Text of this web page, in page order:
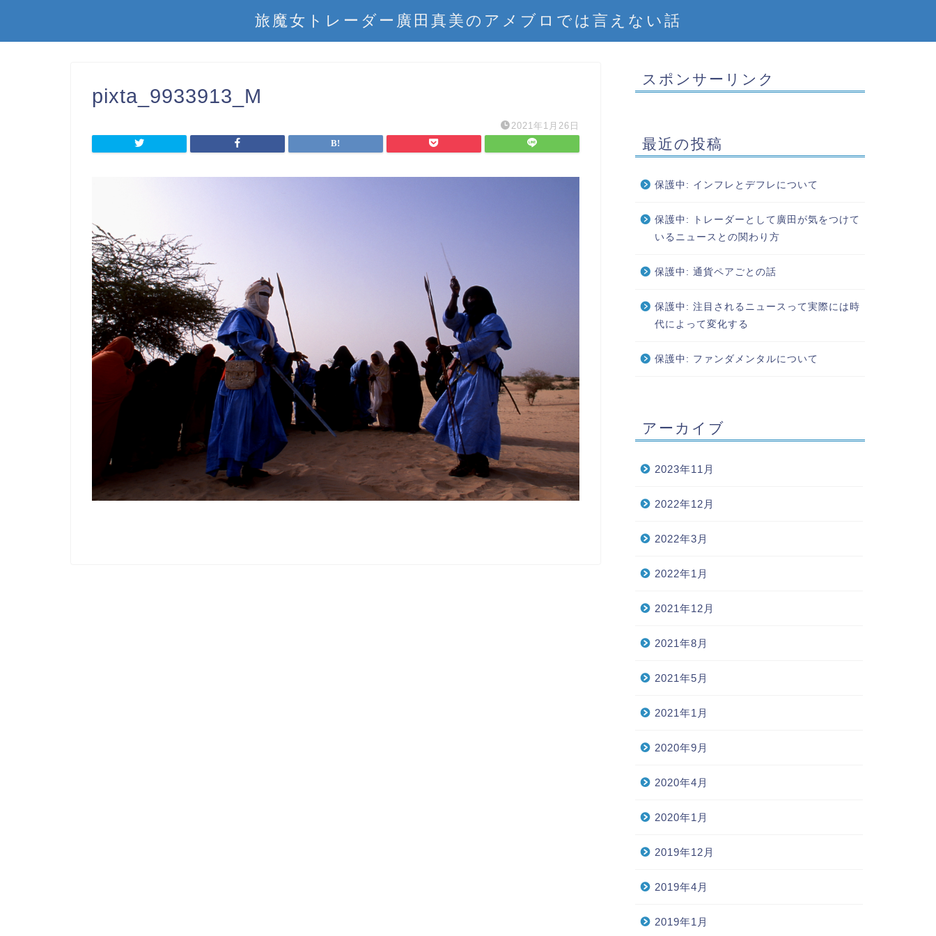
旅魔女トレーダー廣田真美のアメブロでは言えない話
pixta_9933913_M
2021年1月26日
スポンサーリンク
最近の投稿
保護中: インフレとデフレについて
保護中: トレーダーとして廣田が気をつけて
いるニュースとの関わり方
保護中: 通貨ペアごとの話
保護中: 注目されるニュースって実際には時
代によって変化する
保護中: ファンダメンタルについて
アーカイブ
2023年11月
2022年12月
2022年3月
2022年1月
2021年12月
2021年8月
2021年5月
2021年1月
2020年9月
2020年4月
2020年1月
2019年12月
2019年4月
2019年1月